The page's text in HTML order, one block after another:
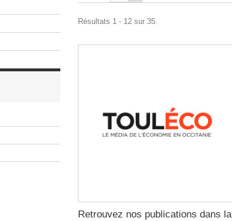
Résultats 1 - 12 sur 35.
Retrouvez nos publications dans la